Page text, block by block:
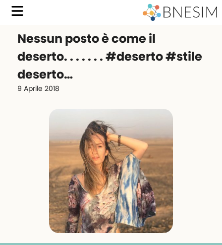
Nessun posto è come il
deserto. . . . . . . #deserto #stile
deserto…
9 Aprile 2018